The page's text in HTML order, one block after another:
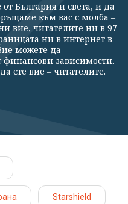
България и света, и да
към вас с молба –
вие, читателите ни в 97
ни в интернет в
можете да
зависимости.
сте вие – читателите.
Starshield